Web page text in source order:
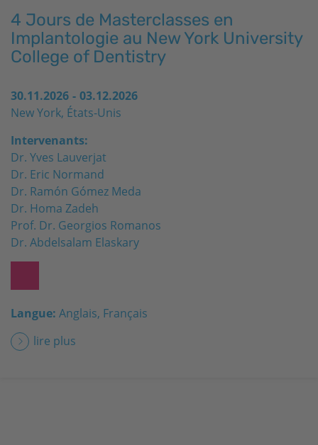
4 Jours de Masterclasses en
Implantologie au New York University
College of Dentistry
30.11.2026 - 03.12.2026
New York, États-Unis
Intervenants:
Dr. Yves Lauverjat
Dr. Eric Normand
Dr. Ramón Gómez Meda
Dr. Homa​ Zadeh
Prof. Dr. Georgios Romanos
Dr. Abdelsalam Elaskary
Langue: Anglais, Français
lire plus